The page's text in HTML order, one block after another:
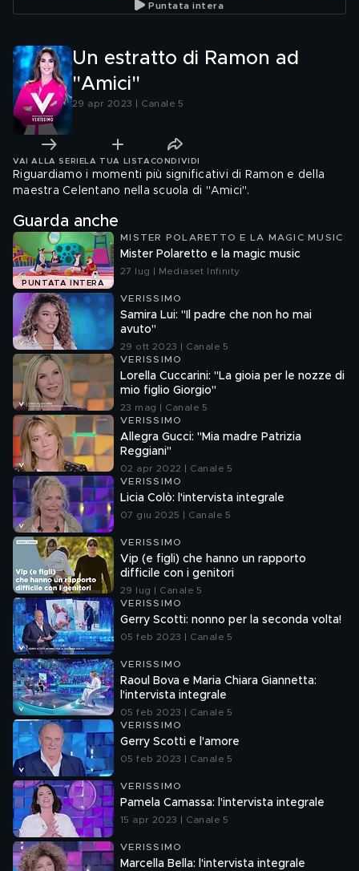
Puntata intera
Un estratto di Ramon ad
"Amici"
29 apr 2023 | Canale 5
VAI ALLA SERIE LA TUA LISTA CONDIVIDI
Riguardiamo i momenti più significativi di Ramon e della
maestra Celentano nella scuola di "Amici".
Guarda anche
PUNTATA INTERA
MISTER POLARETTO E LA MAGIC MUSIC
Mister Polaretto e la magic music
27 lug | Mediaset Infinity
VERISSIMO
Samira Lui: "Il padre che non ho mai
avuto"
29 ott 2023 | Canale 5
VERISSIMO
Lorella Cuccarini: "La gioia per le nozze di
mio figlio Giorgio"
23 mag | Canale 5
VERISSIMO
Allegra Gucci: "Mia madre Patrizia
Reggiani"
02 apr 2022 | Canale 5
VERISSIMO
Licia Colò: l'intervista integrale
07 giu 2025 | Canale 5
VERISSIMO
Vip (e figli) che hanno un rapporto
difficile con i genitori
29 lug | Canale 5
VERISSIMO
Gerry Scotti: nonno per la seconda volta!
05 feb 2023 | Canale 5
VERISSIMO
Raoul Bova e Maria Chiara Giannetta:
l'intervista integrale
05 feb 2023 | Canale 5
VERISSIMO
Gerry Scotti e l'amore
05 feb 2023 | Canale 5
VERISSIMO
Pamela Camassa: l'intervista integrale
15 apr 2023 | Canale 5
VERISSIMO
Marcella Bella: l'intervista integrale